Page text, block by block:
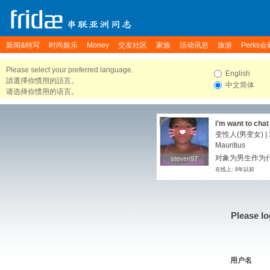
新闻&特写 时尚娱乐 Money 交友社区 家族 活动讯息 旅游 Perks会
Please select your preferred language.
請選擇你慣用的語言。
请选择你惯用的语言。
English
中文简体
steven97
steven97
i'm want to chat
变性人(男变女) |
Mauritius
对象为男生作为
在线上: 8年以前
Please
用户名